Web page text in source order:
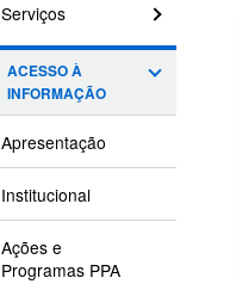
Serviços
ACESSO À
INFORMAÇÃO
Apresentação
Institucional
Ações e
Programas PPA